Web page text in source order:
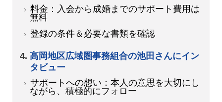
料金：入会から成婚までのサポート費用は
無料
登録の条件＆必要な書類を確認
高岡地区広域圏事務組合の池田さんにイン
タビュー
サポートへの想い：本人の意思を大切にし
ながら、積極的にフォロー